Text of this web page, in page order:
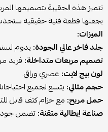
تتميز هذه الحقيبة بتصميمها
يجعلها قطعة فنية حقيقية ستجذب
الميزات:
جلد فاخر عالي الجودة: يدوم
تصميم مربعات متداخلة: فريد
لون بيج لايت: عصري وراقي.
حجم مثالي: يتسع لجميع
حمل مريح: مع حزام كتف قابل
صناعة إيطالية متقنة:تضمن